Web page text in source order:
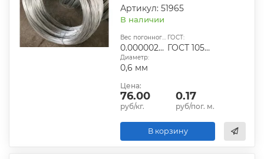
Артикул: 51965
В наличии
Вес погонного метра, т.:
0.0000022194
ГОСТ:
ГОСТ 1050-2013
Диаметр:
0,6 мм
Цена:
76.00
руб/кг.
0.17
руб/пог. м.
В корзину